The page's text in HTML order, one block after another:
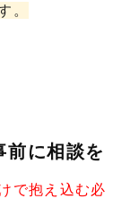
。
に相談を
で抱え込む必